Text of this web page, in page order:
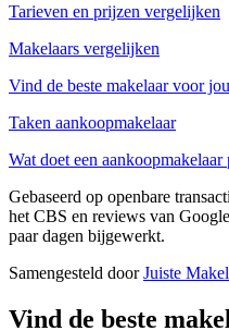
Tarieven en prijzen vergelijken
Makelaars vergelijken
Vind de beste makelaar voor
Taken aankoopmakelaar
Wat doet een aankoopmakelaar
Gebaseerd op openbare
het CBS en reviews van
paar dagen bijgewerkt.
Samengesteld doorJuiste
Vind de beste